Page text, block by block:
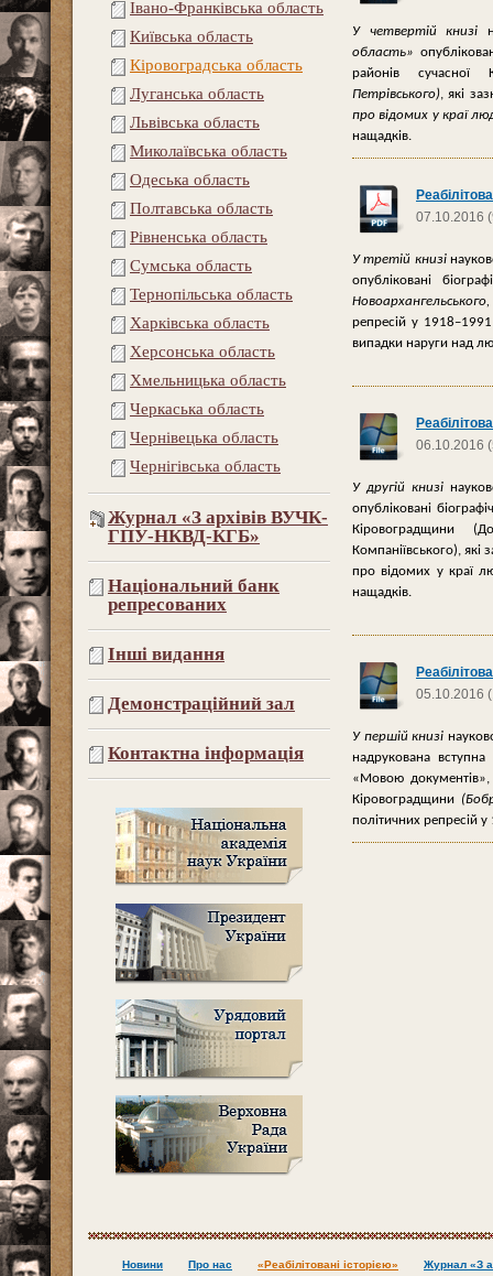
Івано-Франківська область
Київська область
Кіровоградська область
Луганська область
Львівська область
Миколаївська область
Одеська область
Полтавська область
Рівненська область
Сумська область
Тернопільська область
Харківська область
Херсонська область
Хмельницька область
Черкаська область
Чернівецька область
Чернігівська область
Журнал «З архівів ВУЧК-
ГПУ-НКВД-КГБ»
Національний банк
репресованих
Інші видання
Демонстраційний зал
Контактна інформація
У четвертійкнизі
область» опублі
районів сучасної
Петрівського) , які
про відомих у краї
нащадків.
07.10.2016
У третій книзі
опубліковані біографі
репресій у
випадки наруги над
06.10.2016
У другій книзі
опубліковані
Кіровоградщини
Компаніївського),
про відомих у краї
нащадків.
05.10.2016
У першій книзі
надрукована вступна
«Мовою документів»,
Кіровоградщини
політичних репресій у
Новини Про нас «Реабілітовані історією» Журнал «З